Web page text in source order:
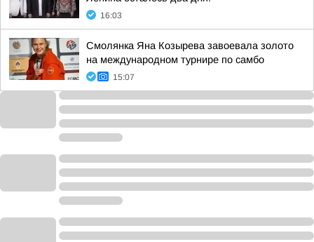
16:03
Смолянка Яна Козырева завоевала золото
на международном турнире по самбо
15:07